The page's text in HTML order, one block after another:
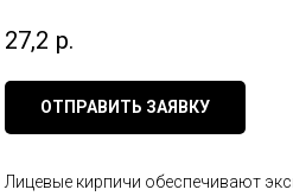
27,2 р.
ОТПРАВИТЬ ЗАЯВКУ
Лицевые кирпичи обеспечивают